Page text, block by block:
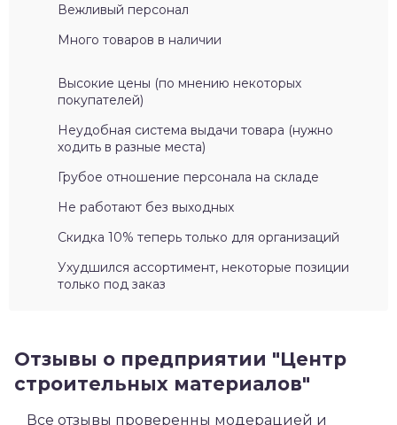
Вежливый персонал
Много товаров в наличии
Высокие цены (по мнению некоторых
покупателей)
Неудобная система выдачи товара (нужно
ходить в разные места)
Грубое отношение персонала на складе
Не работают без выходных
Скидка 10% теперь только для организаций
Ухудшился ассортимент, некоторые позиции
только под заказ
Отзывы о предприятии "Центр
строительных материалов"
Все отзывы проверенны модерацией и